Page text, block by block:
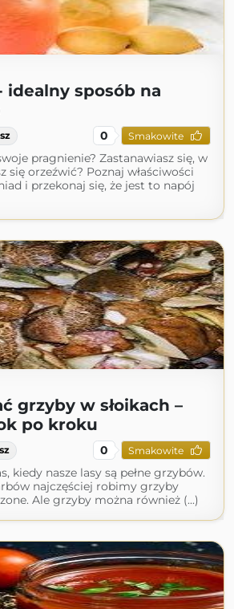
idealny sposób na
0 Smakowite
pragnienie? Zastanawiasz się, w
się orzeźwić? Poznaj właściwości
i przekonaj się, że jest to napój
grzyby w słoikach –
po kroku
0 Smakowite
kiedy nasze lasy są pełne grzybów.
najczęściej robimy grzyby
Ale grzyby można również (...)